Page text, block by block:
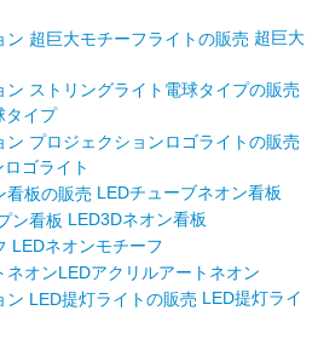
超巨大
タイプ
ゴライト
LEDチューブネオン看板
LED3Dネオン看板
LEDネオンモチーフ
LEDアクリルアートネオン
LED提灯ライ